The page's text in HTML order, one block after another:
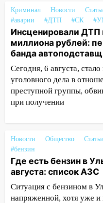
09:52
Ночью
соседними
областью
09:41
Диана
Бога в СИЗО
09:35 В
будут судить за
велосипедистку:
07:20 Жара
знойный и сухой
06:00 Под
пострадал 38-
Криминал Новости
#аварии
#ДТП #СК
Инсценировали ДТП
миллиона рублей:
банда
Сегодня, 6 августа,
уголовного дела в
преступной группы,
при получении
Новости Общество
Статьи
#бензин
Где есть бензин в
августа: список АЗС
Ситуация с бензином в
напряженной, хотя уже